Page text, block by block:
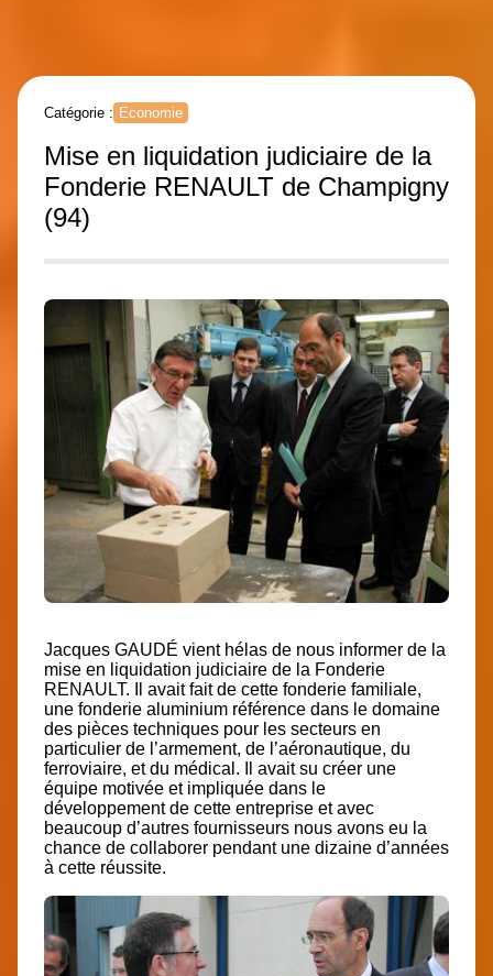
Catégorie : Economie
Mise en liquidation judiciaire de la
Fonderie RENAULT de Champigny
(94)
Jacques GAUDÉ vient hélas de nous informer de la
mise en liquidation judiciaire de la Fonderie
RENAULT. Il avait fait de cette fonderie familiale,
une fonderie aluminium référence dans le domaine
des pièces techniques pour les secteurs en
particulier de l’armement, de l’aéronautique, du
ferroviaire, et du médical. Il avait su créer une
équipe motivée et impliquée dans le
développement de cette entreprise et avec
beaucoup d’autres fournisseurs nous avons eu la
chance de collaborer pendant une dizaine d’années
à cette réussite.